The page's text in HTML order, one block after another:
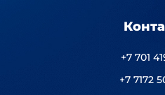
+7 701
+7 7172